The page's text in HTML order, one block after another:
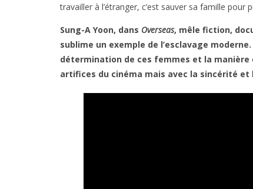
travailler à l’étranger, c’est sauver sa famille pour
Sung-A Yoon, dans Overseas, mêle fiction,
sublime un exemple de l’esclavage
détermination de ces femmes et la
artifices du cinéma mais avec la sincérité et